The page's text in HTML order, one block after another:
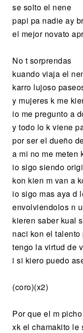
se solto el nene
papi pa nadie ay
el mejor novato
No t sorprendas
kuando viaja el
karro lujoso
y mujeres k me
io me pregunto a
y todo lo k viene
por ser el dueño
a mi no me meten
io sigo siendo
kon kien m van a
io sigo mas aya d
envolviendolos n
kieren saber kual
naci kon el
tengo la virtud de
i si kiero puedo
(coro)(x2)
Por que el m
xk el chamakito le